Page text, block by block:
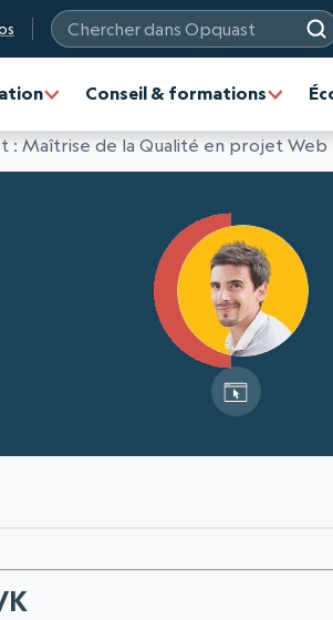
Chercher dans
Conseil & formations
: Maîtrise de la Qualité en projet Web